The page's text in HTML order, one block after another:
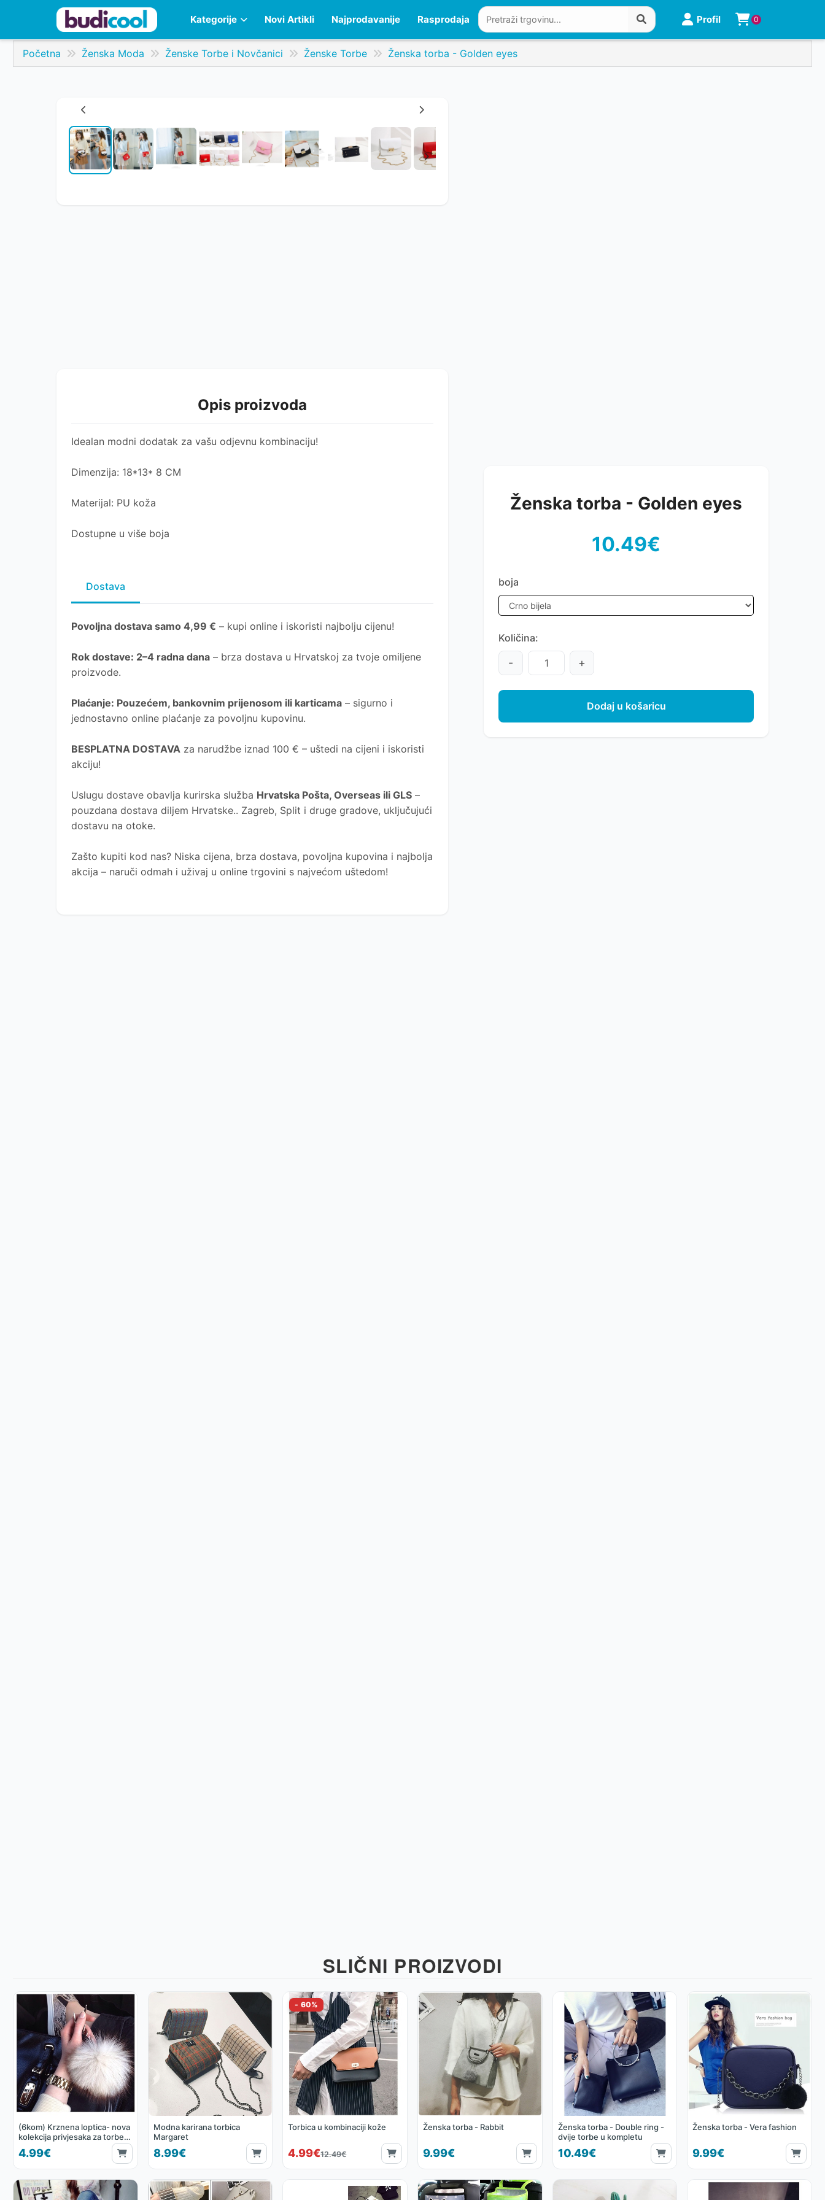
Kategorije Novi Artikli Najprodavanije Rasprodaja Profil 0
Početna Ženska Moda Ženske Torbe i Novčanici Ženske Torbe Ženska torba - Golden eyes
Ženska torba - Golden eyes
10.49€
boja
Količina:
- +
Dodaj u košaricu
Opis proizvoda
Idealan modni dodatak za vašu odjevnu kombinaciju!
Dimenzija: 18*13* 8 CM
Materijal: PU koža
Dostupne u više boja
Dostava
Povoljna dostava samo 4,99 € – kupi online i iskoristi najbolju cijenu!
Rok dostave: 2–4 radna dana – brza dostava u Hrvatskoj za tvoje omiljene
proizvode.
Plaćanje: Pouzećem, bankovnim prijenosom ili karticama – sigurno i
jednostavno online plaćanje za povoljnu kupovinu.
BESPLATNA DOSTAVA za narudžbe iznad 100 € – uštedi na cijeni i iskoristi
akciju!
Uslugu dostave obavlja kurirska služba Hrvatska Pošta, Overseas ili GLS –
pouzdana dostava diljem Hrvatske.. Zagreb, Split i druge gradove, uključujući
dostavu na otoke.
Zašto kupiti kod nas? Niska cijena, brza dostava, povoljna kupovina i najbolja
akcija – naruči odmah i uživaj u online trgovini s najvećom uštedom!
SLIČNI PROIZVODI
(6kom) Krznena loptica- nova
kolekcija privjesaka za torbe ili
ključeve
4.99€
Modna karirana torbica
Margaret
8.99€
Torbica u kombinaciji kože
4.99€12.49€
Ženska torba - Rabbit
9.99€
Ženska torba - Double ring -
dvije torbe u kompletu
10.49€
Ženska torba - Vera fashion
9.99€